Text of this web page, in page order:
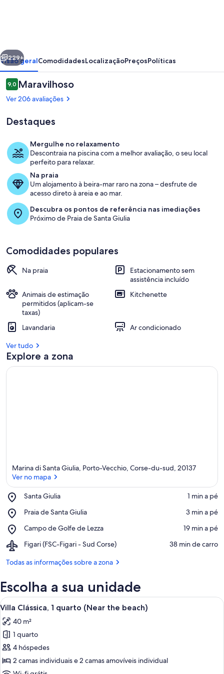
Giulia
Seguinte
229+
Visão geralComodidadesLocalizaçãoPreçosPolíticas
Avaliações
9,09,0 em 10
Maravilhoso
Ver 206 avaliações
Destaques
Mergulhe no relaxamento
Descontraia na piscina com a melhor avaliação, o seu local
perfeito para relaxar.
Na praia
Um alojamento à beira-mar raro na zona – desfrute de
acesso direto à areia e ao mar.
Descubra os pontos de referência nas imediações
Próximo de Praia de Santa Giulia
Comodidades populares
Na praia
Estacionamento sem
assistência incluído
Animais de estimação
permitidos (aplicam-se
taxas)
Kitchenette
Lavandaria
Ar condicionado
Ver tudo
Explore a zona
Marina di Santa Giulia, Porto-Vecchio, Corse-du-sud, 20137
Ver no mapa
Santa Giulia
Place,
Giulia
‪1 min a pé‬
Praia de Santa Giulia
Place,
de
Giulia
‪3 min a pé‬
Campo de Golfe de Lezza
Place,
de
de
‪19 min a pé‬
Figari (FSC-Figari - Sud Corse)
Airport,
(FSC-
Sud
Corse)
‪38 min de carro‬
Todas as informações sobre a zona
Escolha a sua unidade
Ver
todas
as
imagens
de
Villa
Clássica,
Um pátio com mesa e cadeiras, uma
10
Villa Clássica, 1 quarto (Near the beach)
40 m²
1 quarto
4 hóspedes
2 camas individuais e 2 camas amovíveis individual